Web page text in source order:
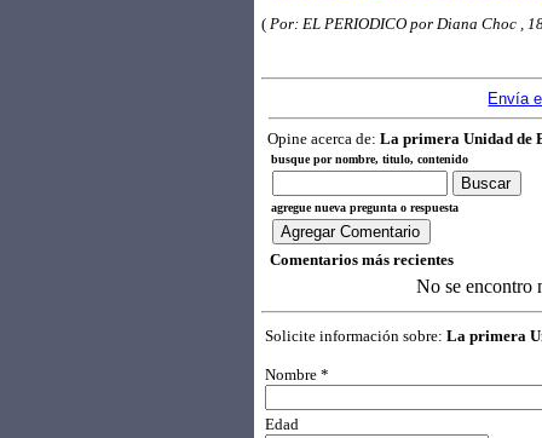
( Por: EL PERIODICO por Diana Choc ,
Envía
Opine acerca de:La primera Unidad de
busque por nombre, titulo, contenido
agregue nueva pregunta o respuesta
Comentarios más recientes
No se encontro
Solicite información sobre: La primera
Nombre *
Edad